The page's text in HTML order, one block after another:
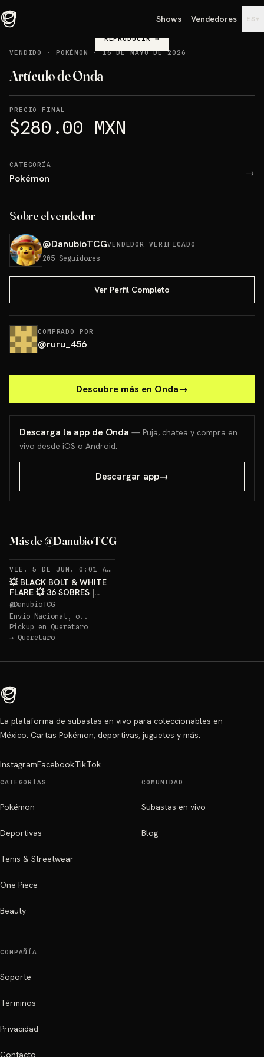
Shows Vendedores ES ▾
REPRODUCIR→
VENDIDO
· POKÉMON ·16 DE MAYO DE 2026
Artículo de Onda
PRECIO FINAL
$280.00 MXN
CATEGORÍA
Pokémon →
Sobre el vendedor
@DanubioTCGVENDEDOR VERIFICADO
205 Seguidores
Ver Perfil Completo
COMPRADO POR
@ruru_456
Descubre más en Onda→
Descarga la app de Onda — Puja, chatea y compra en
vivo desde iOS o Android.
Descargar app→
Más de @DanubioTCG
VIE. 5 DE JUN. 0:01 AM
💥 BLACK BOLT & WHITE
FLARE 💥 36 SOBRES |
¿QUIÉN SE LLEVA LA YU
NAGABA?
@DanubioTCG
Envío Nacional, o..
Pickup en Queretaro
→ Queretaro
La plataforma de subastas en vivo para coleccionables en
México. Cartas Pokémon, deportivas, juguetes y más.
InstagramFacebookTikTok
CATEGORÍAS
Pokémon
Deportivas
Tenis & Streetwear
One Piece
Beauty
COMUNIDAD
Subastas en vivo
Blog
COMPAÑÍA
Soporte
Términos
Privacidad
Contacto